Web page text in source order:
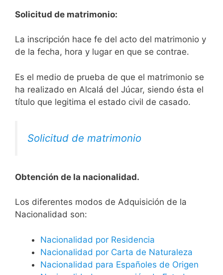
Solicitud de matrimonio:
La inscripción hace fe del acto del matrimonio y
de la fecha, hora y lugar en que se contrae.
Es el medio de prueba de que el matrimonio se
ha realizado en Alcalá del Júcar, siendo ésta el
título que legitima el estado civil de casado.
Solicitud de matrimonio
Obtención de la nacionalidad.
​​​Los diferentes modos de Adquisición de la
Nacionalidad son:
Nacionalidad por Residencia
Nacionalidad por Carta de Naturaleza
Nacionalidad para Españoles de Origen